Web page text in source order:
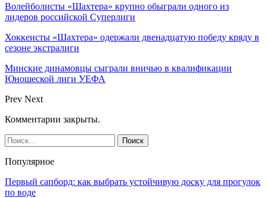
Волейболисты «Шахтера» крупно обыграли одного из
лидеров российской Суперлиги
Хоккеисты «Шахтера» одержали двенадцатую победу кряду в
сезоне экстралиги
Минские динамовцы сыграли вничью в квалификации
Юношеской лиги УЕФА
Prev Next
Комментарии закрыты.
Популярное
Первый сапборд: как выбрать устойчивую доску для прогулок
по воде